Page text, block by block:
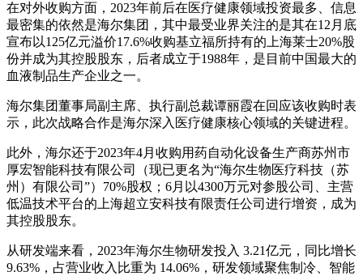
在对外收购方面，2023年前后在医疗健康领域投资最多、信息
最密集的依然是海尔集团，其中最受业界关注的是其在12月底
宣布以125亿元溢价17.6%收购基立福所持有的上海莱士20%股
份并成为其控股股东，后者成立于1988年，是目前中国最大的
血液制品生产企业之一。
海尔集团董事局副主席、执行副总裁谭丽霞在回应该收购时表
示，此次战略合作是海尔深入医疗健康核心领域的关键进程。
此外，海尔还于2023年4月收购用药自动化设备生产商苏州市
厚宏智能科技有限公司（现已更名为“海尔生物医疗科技（苏
州）有限公司”）70%股权；6月以4300万元对参股公司、主营
低温技术平台的上海超立安科技有限责任公司进行增资，成为
其控股股东。
从研发端来看，2023年海尔生物研发投入 3.21亿元，同比增长
9.63%，占营业收入比重为 14.06%，研发领域聚焦制冷、智能